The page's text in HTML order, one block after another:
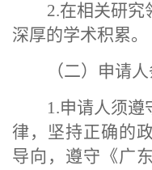
2.在相关研究
深厚的学术积累。
（二）申请
1.申请人须
律，坚持正确的
导向，遵守《广